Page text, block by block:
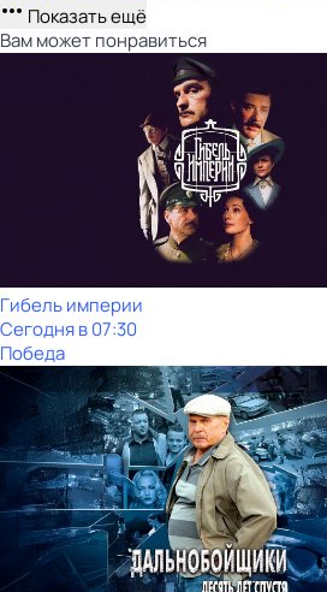
Показать ещё
Вам может понравиться
Гибель империи
Сегодня в 07:30
Победа